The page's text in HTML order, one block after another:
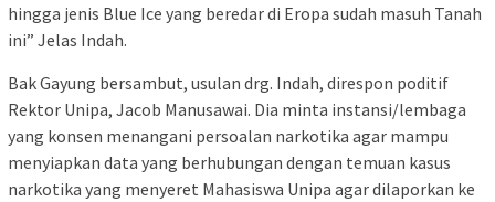
hingga jenis Blue Ice yang beredar di Eropa sudah masuh Tanah
ini” Jelas Indah.
Bak Gayung bersambut, usulan drg. Indah, direspon poditif
Rektor Unipa, Jacob Manusawai. Dia minta instansi/lembaga
yang konsen menangani persoalan narkotika agar mampu
menyiapkan data yang berhubungan dengan temuan kasus
narkotika yang menyeret Mahasiswa Unipa agar dilaporkan ke